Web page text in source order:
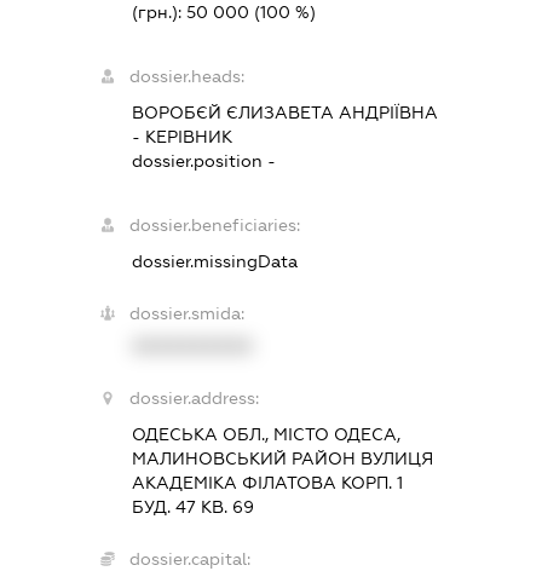
(грн.): 50 000 (100 %)
dossier.heads:
ВОРОБЄЙ ЄЛИЗАВЕТА АНДРІЇВНА
- КЕРІВНИК
dossier.position -
dossier.beneficiaries:
dossier.missingData
dossier.smida:
dossier.address:
ОДЕСЬКА ОБЛ., МІСТО ОДЕСА,
МАЛИНОВСЬКИЙ РАЙОН ВУЛИЦЯ
АКАДЕМІКА ФІЛАТОВА КОРП. 1
БУД. 47 КВ. 69
dossier.capital: